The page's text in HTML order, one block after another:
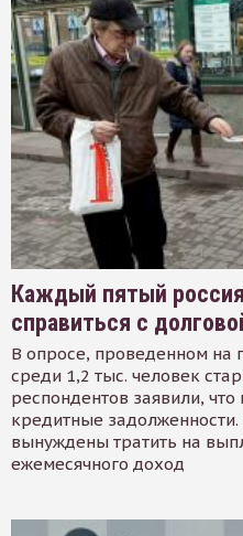
Каждый пятый
справиться с
В опросе, проведенном на
среди 1,2 тыс. человек
респондентов заявили,
кредитные
вынуждены тратить на
ежемесячного доход